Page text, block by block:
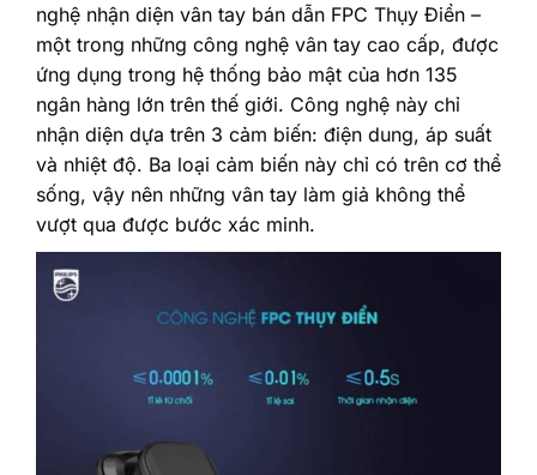
nghệ nhận diện vân tay bán dẫn FPC Thụy Điển –
một trong những công nghệ vân tay cao cấp, được
ứng dụng trong hệ thống bảo mật của hơn 135
ngân hàng lớn trên thế giới. Công nghệ này chỉ
nhận diện dựa trên 3 cảm biến: điện dung, áp suất
và nhiệt độ. Ba loại cảm biến này chỉ có trên cơ thể
sống, vậy nên những vân tay làm giả không thể
vượt qua được bước xác minh.